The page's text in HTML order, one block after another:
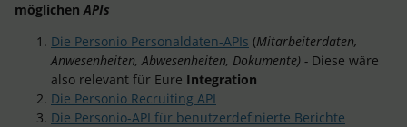
möglichenAPIs
Die Personio Personaldaten-APIs (Mitarbeiterdaten,
Anwesenheiten, Abwesenheiten, Dokumente) - Diese wäre
also relevant für Eure Integration
Die Personio Recruiting API
Die Personio-API für benutzerdefinierte Berichte